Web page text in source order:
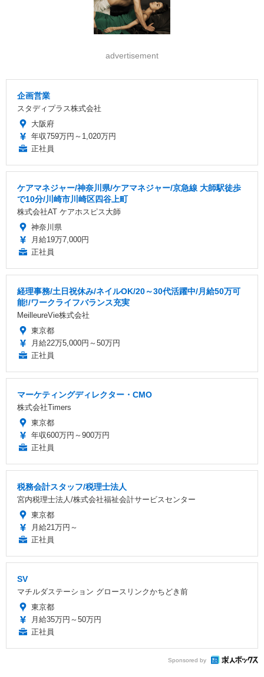
advertisement
企画営業
スタディプラス株式会社
大阪府
年収759万円～1,020万円
正社員
ケアマネジャー/神奈川県/ケアマネジャー/京急線 大師駅徒歩
で10分/川崎市川崎区四谷上町
株式会社AT ケアホスピス大師
神奈川県
月給19万7,000円
正社員
経理事務/土日祝休み/ネイルOK/20～30代活躍中/月給50万可
能!/ワークライフバランス充実
MeilleureVie株式会社
東京都
月給22万5,000円～50万円
正社員
マーケティングディレクター・CMO
株式会社Timers
東京都
年収600万円～900万円
正社員
税務会計スタッフ/税理士法人
宮内税理士法人/株式会社福祉会計サービスセンター
東京都
月給21万円～
正社員
SV
マチルダステーション グロースリンクかちどき前
東京都
月給35万円～50万円
正社員
Sponsored by